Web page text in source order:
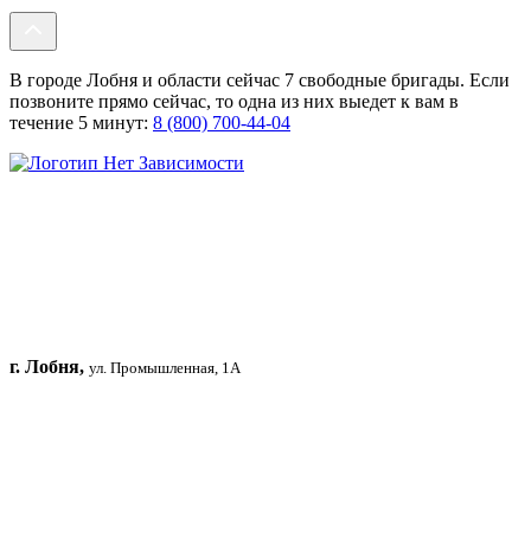
В городе Лобня и области сейчас 7 свободные бригады. Если
позвоните прямо сейчас, то одна из них выедет к вам в
течение 5 минут: 8 (800) 700-44-04
г. Лобня, ул. Промышленная, 1А